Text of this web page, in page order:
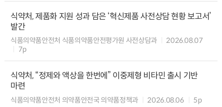
식약처, 제품화 지원 성과 담은 ‘혁신제품 사전상담 현황 보고서’
발간
식품의약품안전처 식품의약품안전평가원 사전상담과
2026.08.07
7p
식약처, “정제와 액상을 한번에” 이중제형 비타민 출시 기반
마련
식품의약품안전처 의약품안전국 의약품정책과 2026.08.06 5p